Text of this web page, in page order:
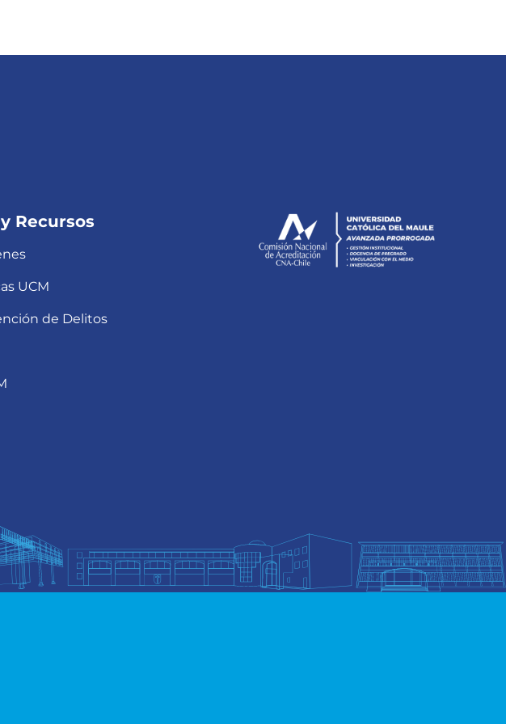
Recursos
UCM
de Delitos